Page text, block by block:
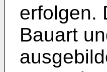
erfolgen.
Bauart